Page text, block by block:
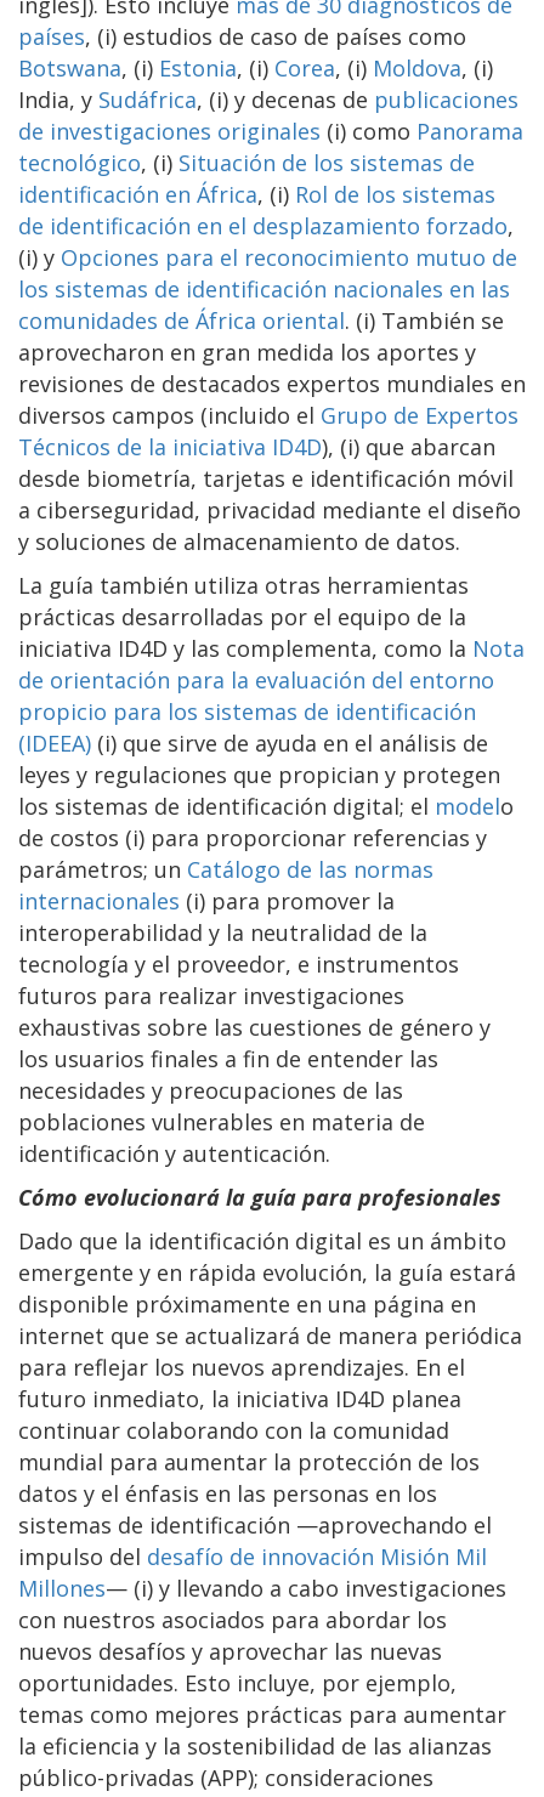
países, (i) estudios de caso de países como
Botswana, (i) Estonia, (i) Corea, (i) Moldova, (i)
India, y Sudáfrica, (i) y decenas de publicaciones
de investigaciones originales (i) como Panorama
tecnológico, (i) Situación de los sistemas de
identificación en África, (i) Rol de los sistemas
de identificación en el desplazamiento forzado,
(i) y Opciones para el reconocimiento mutuo de
los sistemas de identificación nacionales en las
comunidades de África oriental. (i) También se
aprovecharon en gran medida los aportes y
revisiones de destacados expertos mundiales en
diversos campos (incluido el Grupo de Expertos
Técnicos de la iniciativa ID4D), (i) que abarcan
desde biometría, tarjetas e identificación móvil
a ciberseguridad, privacidad mediante el diseño
y soluciones de almacenamiento de datos.
La guía también utiliza otras herramientas
prácticas desarrolladas por el equipo de la
iniciativa ID4D y las complementa, como la Nota
de orientación para la evaluación del entorno
propicio para los sistemas de identificación
(IDEEA) (i) que sirve de ayuda en el análisis de
leyes y regulaciones que propician y protegen
los sistemas de identificación digital; el modelo
de costos (i) para proporcionar referencias y
parámetros; un Catálogo de las normas
internacionales (i) para promover la
interoperabilidad y la neutralidad de la
tecnología y el proveedor, e instrumentos
futuros para realizar investigaciones
exhaustivas sobre las cuestiones de género y
los usuarios finales a fin de entender las
necesidades y preocupaciones de las
poblaciones vulnerables en materia de
identificación y autenticación.
Cómo evolucionará la guía para profesionales
Dado que la identificación digital es un ámbito
emergente y en rápida evolución, la guía estará
disponible próximamente en una página en
internet que se actualizará de manera periódica
para reflejar los nuevos aprendizajes. En el
futuro inmediato, la iniciativa ID4D planea
continuar colaborando con la comunidad
mundial para aumentar la protección de los
datos y el énfasis en las personas en los
sistemas de identificación —aprovechando el
impulso del desafío de innovación Misión Mil
Millones— (i) y llevando a cabo investigaciones
con nuestros asociados para abordar los
nuevos desafíos y aprovechar las nuevas
oportunidades. Esto incluye, por ejemplo,
temas como mejores prácticas para aumentar
la eficiencia y la sostenibilidad de las alianzas
público-privadas (APP); consideraciones